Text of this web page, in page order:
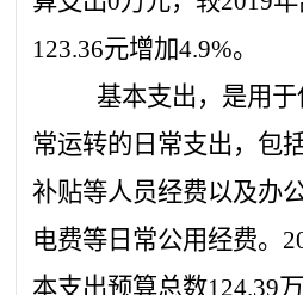
123.36元增加4.9%。
基本支出，是用
常运转的日常支出，包
补贴等人员经费以及办
电费等日常公用经费。
本支出预算总数124.39